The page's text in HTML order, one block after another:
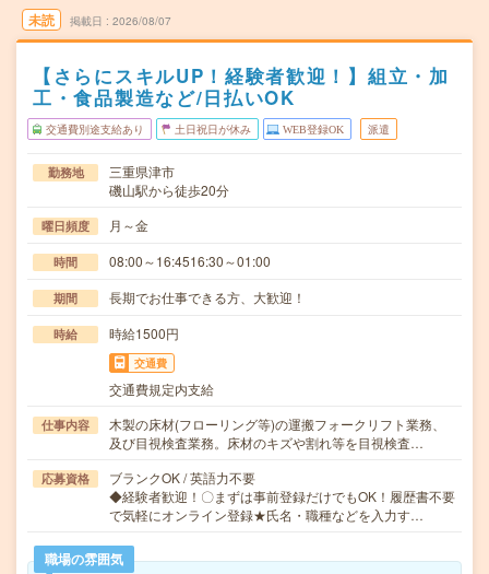
未読 掲載日 2026/08/07
【さらにスキルUP！経験者歓迎！】組立・加
工・食品製造など/日払いOK
交通費別途支給あり 土日祝日が休み WEB登録OK 派遣
勤務地
三重県津市
磯山駅から徒歩20分
曜日頻度 月～金
時間 08:00～16:4516:30～01:00
期間 長期でお仕事できる方、大歓迎！
時給 時給1500円
交通費
交通費規定内支給
仕事内容
木製の床材(フローリング等)の運搬フォークリフト業務、
及び目視検査業務。床材のキズや割れ等を目視検査…
応募資格
ブランクOK / 英語力不要
◆経験者歓迎！〇まずは事前登録だけでもOK！履歴書不要
で気軽にオンライン登録★氏名・職種などを入力す…
職場の雰囲気